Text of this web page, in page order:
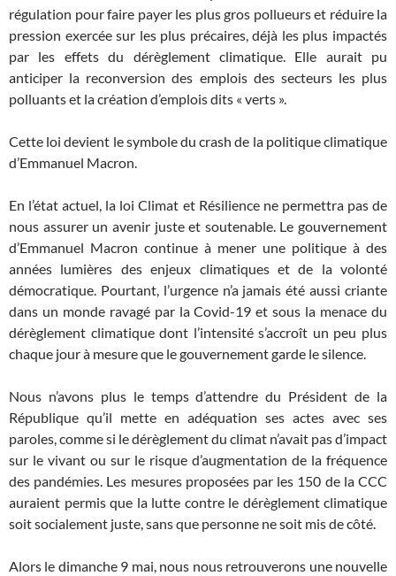
régulation pour faire payer les plus gros pollueurs et réduire la
pression exercée sur les plus précaires, déjà les plus impactés
par les effets du dérèglement climatique. Elle aurait pu
anticiper la reconversion des emplois des secteurs les plus
polluants et la création d’emplois dits « verts ».
Cette loi devient le symbole du crash de la politique climatique
d’Emmanuel Macron.
En l’état actuel, la loi Climat et Résilience ne permettra pas de
nous assurer un avenir juste et soutenable. Le gouvernement
d’Emmanuel Macron continue à mener une politique à des
années lumières des enjeux climatiques et de la volonté
démocratique. Pourtant, l’urgence n’a jamais été aussi criante
dans un monde ravagé par la Covid-19 et sous la menace du
dérèglement climatique dont l’intensité s’accroît un peu plus
chaque jour à mesure que le gouvernement garde le silence.
Nous n’avons plus le temps d’attendre du Président de la
République qu’il mette en adéquation ses actes avec ses
paroles, comme si le dérèglement du climat n’avait pas d’impact
sur le vivant ou sur le risque d’augmentation de la fréquence
des pandémies. Les mesures proposées par les 150 de la CCC
auraient permis que la lutte contre le dérèglement climatique
soit socialement juste, sans que personne ne soit mis de côté.
Alors le dimanche 9 mai, nous nous retrouverons une nouvelle